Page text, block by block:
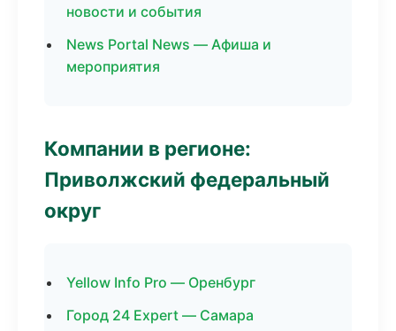
новости и события
News Portal News — Афиша и
мероприятия
Компании в регионе:
Приволжский федеральный
округ
Yellow Info Pro — Оренбург
Город 24 Expert — Самара